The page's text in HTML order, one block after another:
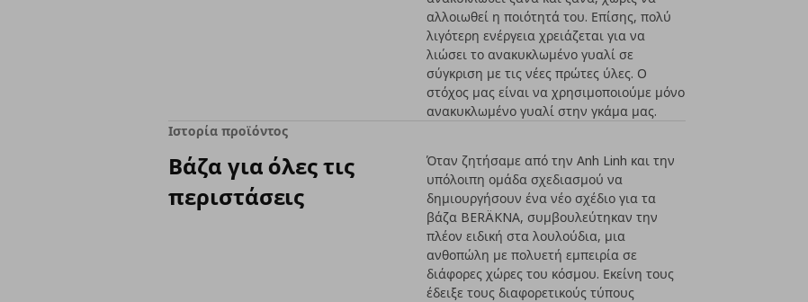
αλλοιωθεί η ποιότητά του. Επίσης, πολύ
λιγότερη ενέργεια χρειάζεται για να
λιώσει το ανακυκλωμένο γυαλί σε
σύγκριση με τις νέες πρώτες ύλες. Ο
στόχος μας είναι να χρησιμοποιούμε μόνο
ανακυκλωμένο γυαλί στην γκάμα μας.
Ιστορία προϊόντος
Βάζα για όλες τις
περιστάσεις
Όταν ζητήσαμε από την Anh Linh και την
υπόλοιπη ομάδα σχεδιασμού να
δημιουργήσουν ένα νέο σχέδιο για τα
βάζα BERÄKNA, συμβουλεύτηκαν την
πλέον ειδική στα λουλούδια, μια
ανθοπώλη με πολυετή εμπειρία σε
διάφορες χώρες του κόσμου. Εκείνη τους
έδειξε τους διαφορετικούς τύπους